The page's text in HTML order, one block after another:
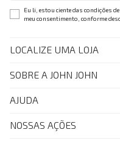
Eu li, estou ciente das condições
meu consentimento, conforme
LOCALIZE UMA LOJA
SOBRE A JOHN JOHN
Quem Somos
John John Club
AJUDA
FAQ
NOSSAS AÇÕES